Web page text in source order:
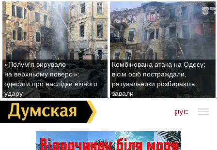
«Полум'я вирувало
на верхньому поверсі»:
одесити про наслідки нічного
удару
Комбінована атака на Одесу:
вісім осіб постраждали,
рятувальники розбирають
завали
рус